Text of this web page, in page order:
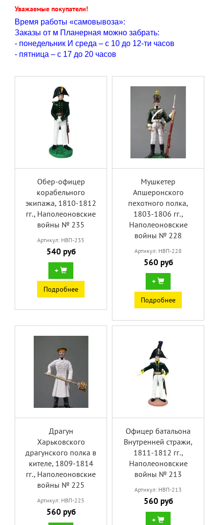
Уважаемые покупатели!
Время работы «самовывоза»:
Заказы от м Планерная можно забрать:
- понедельник И среда – с 10 до 12-ти часов
- пятница – с 17 до 20 часов
Обер-офицер
корабельного
экипажа, 1810-1812
гг., Наполеоновские
войны № 235
Артикул: НВП-235
540 руб
+
Подробнее
Мушкетер
Апшеронского
пехотного полка,
1803-1806 гг.,
Наполеоновские
войны № 228
Артикул: НВП-228
560 руб
+
Подробнее
Драгун
Харьковского
драгунского полка в
кителе, 1809-1814
гг., Наполеоновские
войны № 225
Артикул: НВП-225
560 руб
Офицер батальона
Внутренней стражи,
1811-1812 гг.,
Наполеоновские
войны № 213
Артикул: НВП-213
560 руб
+